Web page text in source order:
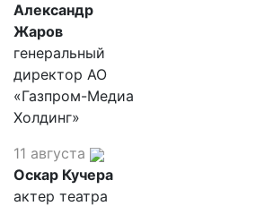
Александр
Жаров
генеральный
директор АО
«Газпром-Медиа
Холдинг»
11 августа
Оскар Кучера
актер театра